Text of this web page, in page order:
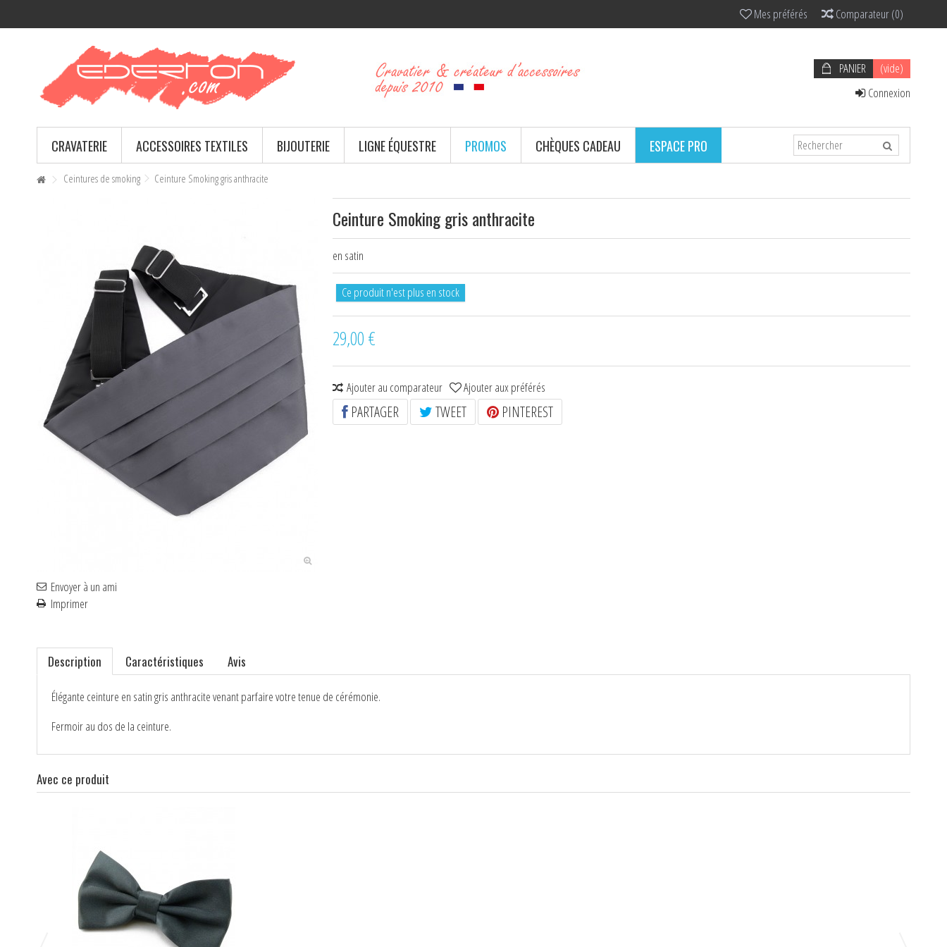
Comparateur(0)
Mes préférés
PANIER
(vide)
Connexion
CRAVATERIE ACCESSOIRES TEXTILES BIJOUTERIE LIGNE ÉQUESTRE PROMOS CHÈQUES CADEAU ESPACE PRO
Ceintures de smoking Ceinture Smoking gris anthracite
Envoyer à un ami
Imprimer
Ceinture Smoking gris anthracite
en satin
Ce produit n'est plus en stock
29,00 €
Ajouter au comparateur Ajouter aux préférés
PARTAGER TWEET PINTEREST
Description Caractéristiques Avis
Élégante ceinture en satin gris anthracite venant parfaire votre tenue de cérémonie.
Fermoir au dos de la ceinture.
Avec ce produit